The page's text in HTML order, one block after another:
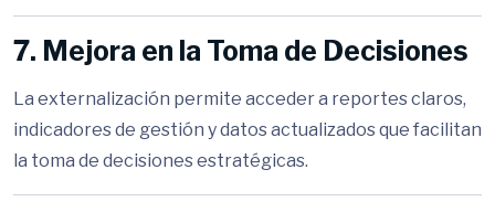
7. Mejora en la Toma de Decisiones
La externalización permite acceder a reportes claros,
indicadores de gestión y datos actualizados que facilitan
la toma de decisiones estratégicas.